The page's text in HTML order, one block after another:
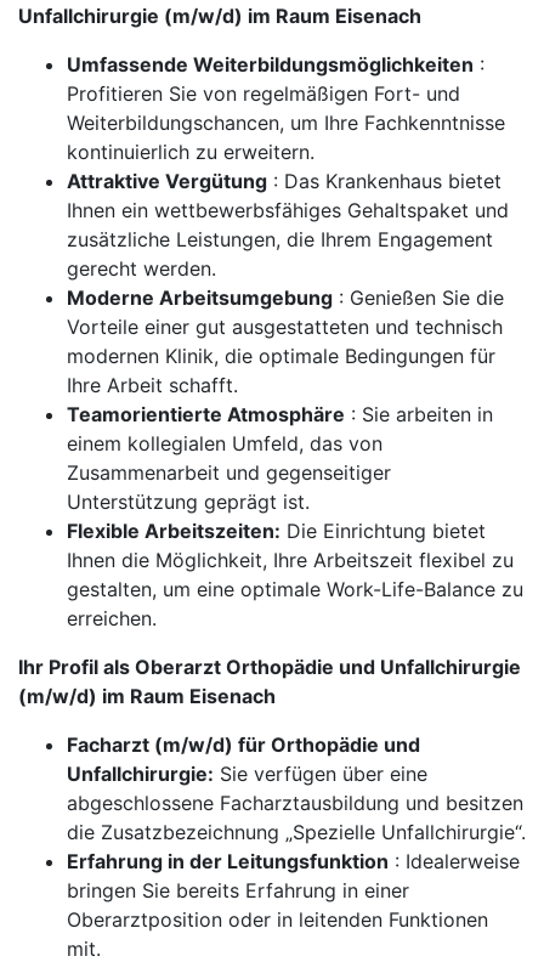
Unfallchirurgie (m/w/d) im Raum Eisenach
Umfassende Weiterbildungsmöglichkeiten :
Profitieren Sie von regelmäßigen Fort- und
Weiterbildungschancen, um Ihre Fachkenntnisse
kontinuierlich zu erweitern.
Attraktive Vergütung : Das Krankenhaus bietet
Ihnen ein wettbewerbsfähiges Gehaltspaket und
zusätzliche Leistungen, die Ihrem Engagement
gerecht werden.
Moderne Arbeitsumgebung : Genießen Sie die
Vorteile einer gut ausgestatteten und technisch
modernen Klinik, die optimale Bedingungen für
Ihre Arbeit schafft.
Teamorientierte Atmosphäre : Sie arbeiten in
einem kollegialen Umfeld, das von
Zusammenarbeit und gegenseitiger
Unterstützung geprägt ist.
Flexible Arbeitszeiten: Die Einrichtung bietet
Ihnen die Möglichkeit, Ihre Arbeitszeit flexibel zu
gestalten, um eine optimale Work-Life-Balance zu
erreichen.
Ihr Profil als Oberarzt Orthopädie und Unfallchirurgie
(m/w/d) im Raum Eisenach
Facharzt (m/w/d) für Orthopädie und
Unfallchirurgie: Sie verfügen über eine
abgeschlossene Facharztausbildung und besitzen
die Zusatzbezeichnung „Spezielle Unfallchirurgie“.
Erfahrung in der Leitungsfunktion : Idealerweise
bringen Sie bereits Erfahrung in einer
Oberarztposition oder in leitenden Funktionen
mit.